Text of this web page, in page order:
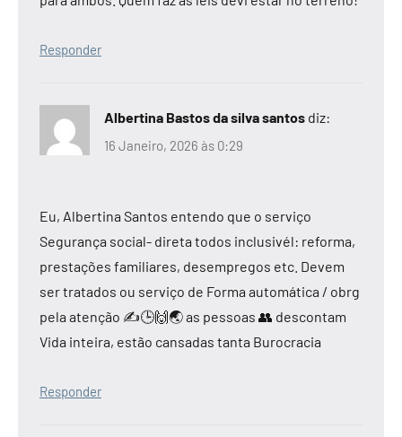
Responder
Albertina Bastos da silva santos diz:
16 Janeiro, 2026 às 0:29
Eu, Albertina Santos entendo que o serviço
Segurança social- direta todos inclusivél: reforma,
prestações familiares, desempregos etc. Devem
ser tratados ou serviço de Forma automática / obrg
pela atenção ✍️🕒🙌🌏 as pessoas 👥 descontam
Vida inteira, estão cansadas tanta Burocracia
Responder